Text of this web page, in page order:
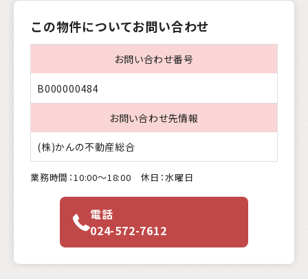
この物件についてお問い合わせ
お問い合わせ番号
B000000484
お問い合わせ先情報
(株)かんの不動産総合
業務時間：10:00〜18:00 休日：水曜日
電話
024-572-7612